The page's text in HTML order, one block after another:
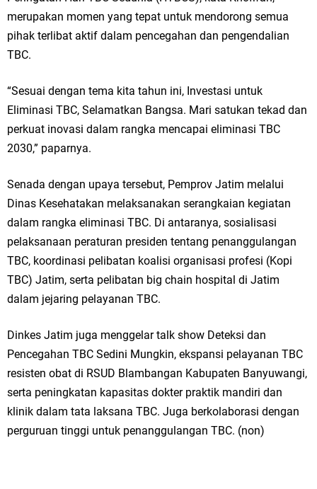
merupakan momen yang tepat untuk mendorong semua
pihak terlibat aktif dalam pencegahan dan pengendalian
TBC.
“Sesuai dengan tema kita tahun ini, Investasi untuk
Eliminasi TBC, Selamatkan Bangsa. Mari satukan tekad dan
perkuat inovasi dalam rangka mencapai eliminasi TBC
2030,” paparnya.
Senada dengan upaya tersebut, Pemprov Jatim melalui
Dinas Kesehatakan melaksanakan serangkaian kegiatan
dalam rangka eliminasi TBC. Di antaranya, sosialisasi
pelaksanaan peraturan presiden tentang penanggulangan
TBC, koordinasi pelibatan koalisi organisasi profesi (Kopi
TBC) Jatim, serta pelibatan big chain hospital di Jatim
dalam jejaring pelayanan TBC.
Dinkes Jatim juga menggelar talk show Deteksi dan
Pencegahan TBC Sedini Mungkin, ekspansi pelayanan TBC
resisten obat di RSUD Blambangan Kabupaten Banyuwangi,
serta peningkatan kapasitas dokter praktik mandiri dan
klinik dalam tata laksana TBC. Juga berkolaborasi dengan
perguruan tinggi untuk penanggulangan TBC. (non)